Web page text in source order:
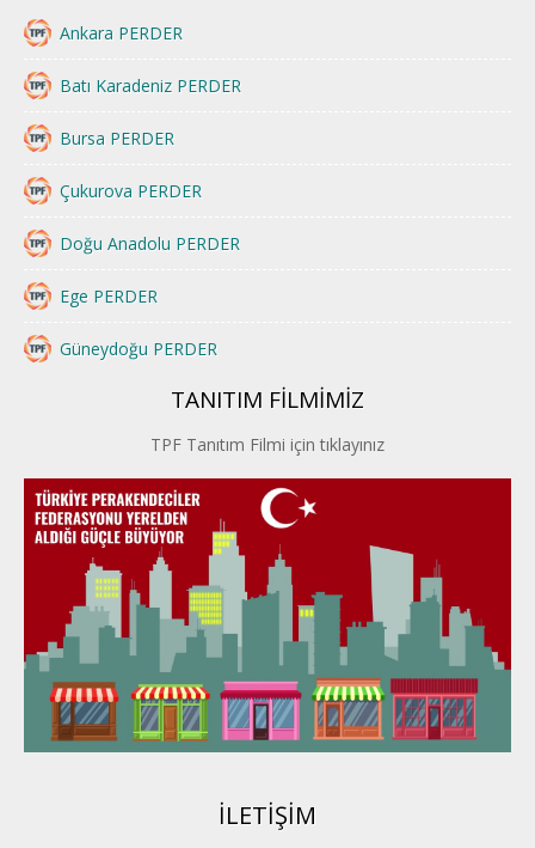
Ankara PERDER
Batı Karadeniz PERDER
Bursa PERDER
Çukurova PERDER
Doğu Anadolu PERDER
Ege PERDER
Güneydoğu PERDER
İstanbul PERDER
İpek Yolu PERDER
Kayseri PERDER
Karadeniz Perder
Konya PERDER
Van PERDER
BEYPER
TANITIM FİLMİMİZ
TPF Tanıtım Filmi için tıklayınız
İLETİŞİM